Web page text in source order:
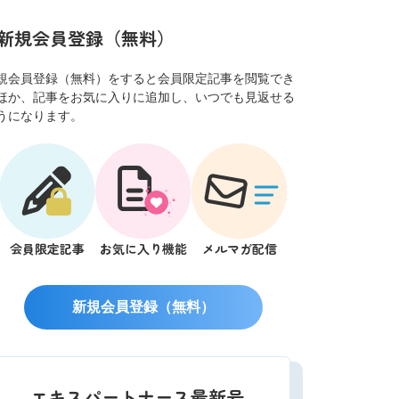
規会員登録（無料）
会員登録（無料）をすると会員限定記事を閲覧でき
か、記事をお気に入りに追加し、いつでも見返せる
になります。
会員限定記事 お気に入り機能 メルマガ配信
新規会員登録（無料）